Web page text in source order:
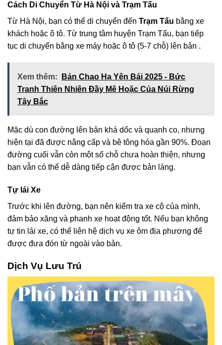
Cách Di Chuyển Từ Hà Nội và Trạm Tấu
Từ Hà Nội, bạn có thể di chuyển đến Trạm Tấu bằng xe
khách hoặc ô tô. Từ trung tâm huyện Trạm Tấu, bạn tiếp
tục di chuyển bằng xe máy hoặc ô tô (5-7 chỗ) lên bản .
Xem thêm:
Bản Chao Hạ Yên Bái 2025 - Bức
Tranh Thiên Nhiên Đầy Mê Hoặc Của Núi Rừng
Tây Bắc
Mặc dù con đường lên bản khá dốc và quanh co, nhưng
hiện tại đã được nâng cấp và bê tông hóa gần 90%. Đoạn
đường cuối vẫn còn một số chỗ chưa hoàn thiện, nhưng
bạn vẫn có thể dễ dàng tiếp cận được bản làng.
Tự lái Xe
Trước khi lên đường, bạn nên kiểm tra xe cộ của mình,
đảm bảo xăng và phanh xe hoạt động tốt. Nếu bạn không
tự tin lái xe, có thể liên hệ dịch vụ xe ôm địa phương để
được đưa đón từ ngoài vào bản.
Dịch Vụ Lưu Trú